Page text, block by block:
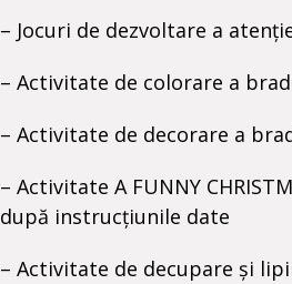
– Jocuri de dezvoltare a
– Activitate de colorare a
– Activitate de decorare a
– Activitate A FUNNY
după instrucțiunile date
– Activitate de decupare și